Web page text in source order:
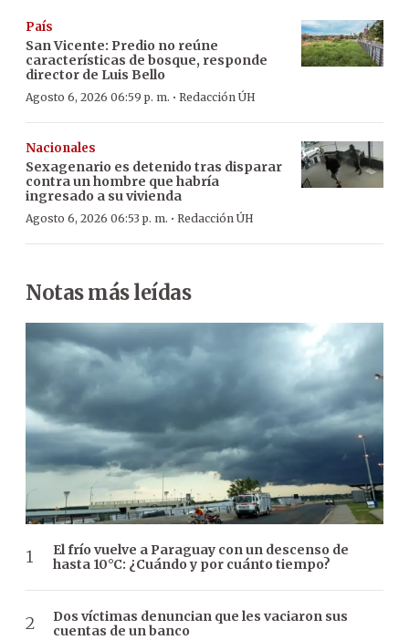
País
San Vicente: Predio no reúne
características de bosque, responde
director de Luis Bello
Agosto 6, 2026 06:59 p. m. · Redacción ÚH
Nacionales
Sexagenario es detenido tras disparar
contra un hombre que habría
ingresado a su vivienda
Agosto 6, 2026 06:53 p. m. · Redacción ÚH
Notas más leídas
El frío vuelve a Paraguay con un descenso de
hasta 10°C: ¿Cuándo y por cuánto tiempo?
Dos víctimas denuncian que les vaciaron sus
cuentas de un banco